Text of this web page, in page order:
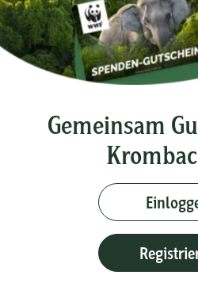
Gemeinsam